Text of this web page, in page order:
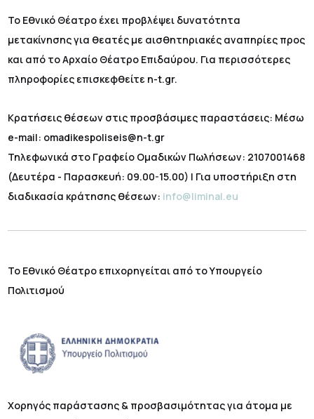
Το Εθνικό Θέατρο έχει προβλέψει δυνατότητα
μετακίνησης για θεατές με αισθητηριακές αναπηρίες προς
και από το Αρχαίο Θέατρο Επιδαύρου. Για περισσότερες
πληροφορίες επισκεφθείτε n-t.gr.
Κρατήσεις θέσεων στις προσβάσιμες παραστάσεις: Μέσω
e-mail: omadikespoliseis@n-t.gr
Τηλεφωνικά στο Γραφείο Ομαδικών Πωλήσεων: 2107001468
(Δευτέρα - Παρασκευή: 09.00-15.00) | Για υποστήριξη στη
διαδικασία κράτησης θέσεων: info@liminal.eu
Το Εθνικό Θέατρο επιχορηγείται από το Υπουργείο
Πολιτισμού
Χορηγός παράστασης & προσβασιμότητας για άτομα με